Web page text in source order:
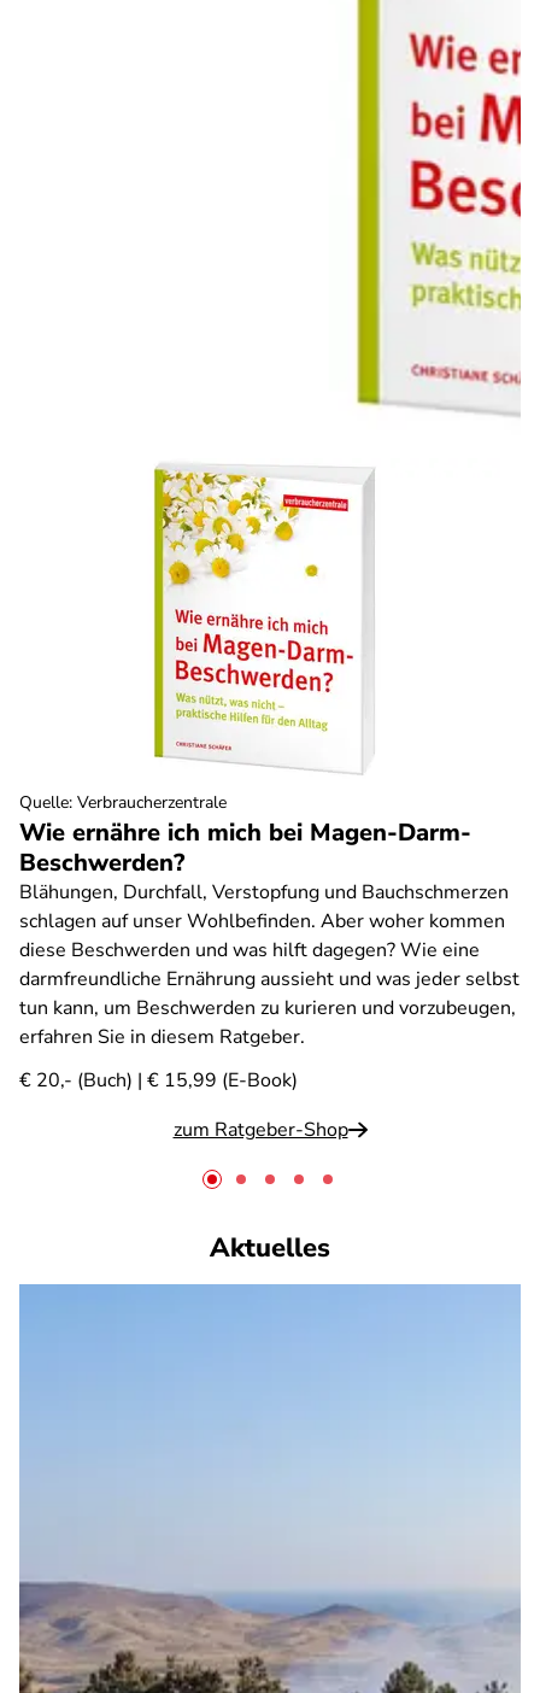
Wie ernähre ich mich bei Magen-Darm-
Beschwerden?
Blähungen, Durchfall, Verstopfung und Bauchschmerzen
schlagen auf unser Wohlbefinden. Aber woher kommen
diese Beschwerden und was hilft dagegen? Wie eine
darmfreundliche Ernährung aussieht und was jeder selbst
tun kann, um Beschwerden zu kurieren und vorzubeugen,
erfahren Sie in diesem Ratgeber.
€ 20,- (Buch) | € 15,99 (E-Book)
zum Ratgeber-Shop
Quelle: Verbraucherzentrale
Aktuelles